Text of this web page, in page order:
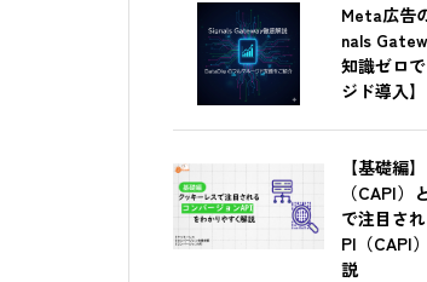
Meta広告
nals
知識ゼロ
ジド導入】
【基礎編
（CAPI）
で注目さ
PI（CAPI
説